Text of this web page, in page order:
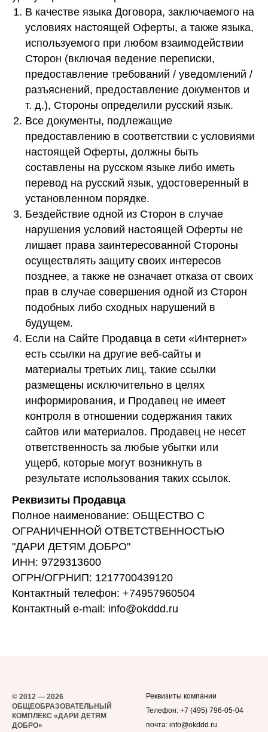
В качестве языка Договора, заключаемого на
условиях настоящей Оферты, а также языка,
используемого при любом взаимодействии
Сторон (включая ведение переписки,
предоставление требований / уведомлений /
разъяснений, предоставление документов и
т. д.), Стороны определили русский язык.
Все документы, подлежащие
предоставлению в соответствии с условиями
настоящей Оферты, должны быть
составлены на русском языке либо иметь
перевод на русский язык, удостоверенный в
установленном порядке.
Бездействие одной из Сторон в случае
нарушения условий настоящей Оферты не
лишает права заинтересованной Стороны
осуществлять защиту своих интересов
позднее, а также не означает отказа от своих
прав в случае совершения одной из Сторон
подобных либо сходных нарушений в
будущем.
Если на Сайте Продавца в сети «Интернет»
есть ссылки на другие веб-сайты и
материалы третьих лиц, такие ссылки
размещены исключительно в целях
информирования, и Продавец не имеет
контроля в отношении содержания таких
сайтов или материалов. Продавец не несет
ответственность за любые убытки или
ущерб, которые могут возникнуть в
результате использования таких ссылок.
Реквизиты Продавца
Полное наименование: ОБЩЕСТВО С
ОГРАНИЧЕННОЙ ОТВЕТСТВЕННОСТЬЮ
"ДАРИ ДЕТЯМ ДОБРО"
ИНН: 9729313600
ОГРН/ОГРНИП: 1217700439120
Контактный телефон: +74957960504
Контактный e-mail: info@okddd.ru
© 2012 — 2026
ОБЩЕОБРАЗОВАТЕЛЬНЫЙ
КОМПЛЕКС «ДАРИ ДЕТЯМ
ДОБРО»
Реквизиты компании
Телефон: +7 (495) 796-05-04
почта: info@okddd.ru